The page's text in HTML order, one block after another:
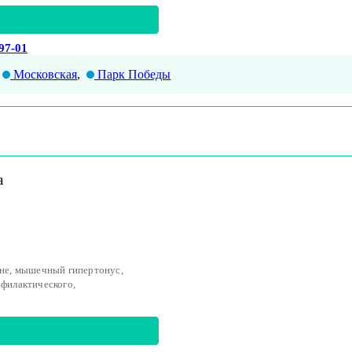
01
Московская, Парк Победы
мышечный гипертонус,